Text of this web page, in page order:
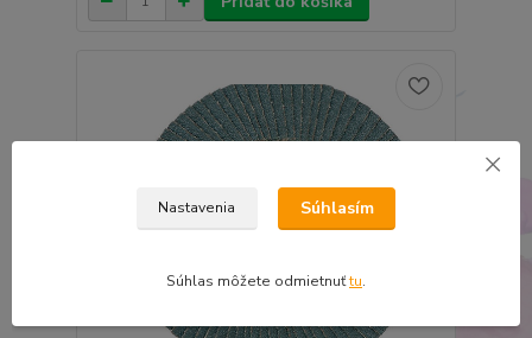
Nastavenia Súhlasím
Súhlas môžete odmietnuťtu.